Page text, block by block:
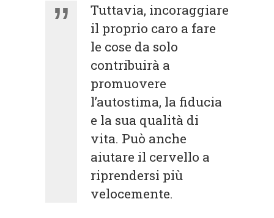
Tuttavia, incoraggiare
il proprio caro a fare
le cose da solo
contribuirà a
promuovere
l’autostima, la fiducia
e la sua qualità di
vita. Può anche
aiutare il cervello a
riprendersi più
velocemente.